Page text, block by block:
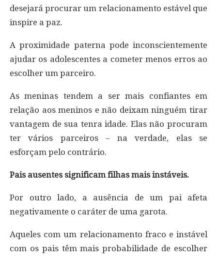
desejará procurar um relacionamento estável que
inspire a paz.
A proximidade paterna pode inconscientemente
ajudar os adolescentes a cometer menos erros ao
escolher um parceiro.
As meninas tendem a ser mais confiantes em
relação aos meninos e não deixam ninguém tirar
vantagem de sua tenra idade. Elas não procuram
ter vários parceiros – na verdade, elas se
esforçam pelo contrário.
Pais ausentes significam filhas mais instáveis.
Por outro lado, a ausência de um pai afeta
negativamente o caráter de uma garota.
Aqueles com um relacionamento fraco e instável
com os pais têm mais probabilidade de escolher